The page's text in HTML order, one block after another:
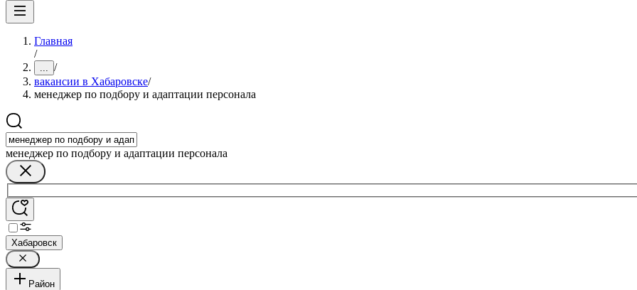
Главная
/
... /
вакансии в Хабаровске/
менеджер по подбору и адаптации персонала
менеджер по подбору и адаптации персонала
Хабаровск
Район